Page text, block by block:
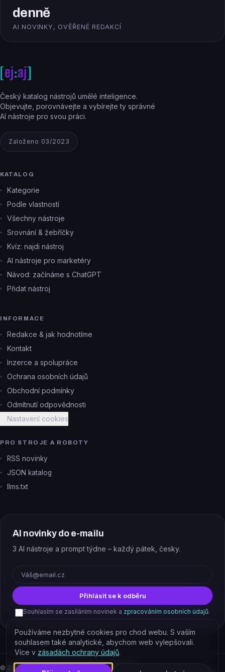
denně
AI NOVINKY, OVĚŘENÉ REDAKCÍ
Český katalog nástrojů umělé inteligence.
Objevujte, porovnávejte a vybírejte ty správné
AI nástroje pro svou práci.
Založeno 03/2023
KATALOG
Kategorie
Podle vlastností
Všechny nástroje
Srovnání & žebříčky
Kvíz: najdi nástroj
AI nástroje pro marketéry
Návod: začínáme s ChatGPT
Přidat nástroj
INFORMACE
Redakce & jak hodnotíme
Kontakt
Inzerce a spolupráce
Ochrana osobních údajů
Obchodní podmínky
Odmítnutí odpovědnosti
Nastavení cookies
PRO STROJE A ROBOTY
RSS novinky
JSON katalog
llms.txt
AI novinky do e-mailu
3 AI nástroje a prompt týdne – každý pátek, česky.
Přihlásit se k odběru
Souhlasím se zasíláním novinek a zpracováním osobních údajů.
© 2026 EJAJ s.r.o. – všechna práva vyhrazena.
Používáme nezbytné cookies pro chod webu. S vaším
souhlasem také analytické, abychom web vylepšovali.
Více v zásadách ochrany údajů.